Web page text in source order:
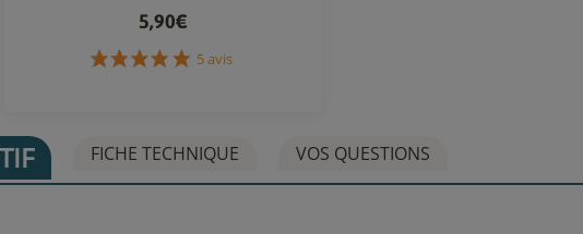
5,90€
FICHE TECHNIQUE VOS QUESTIONS